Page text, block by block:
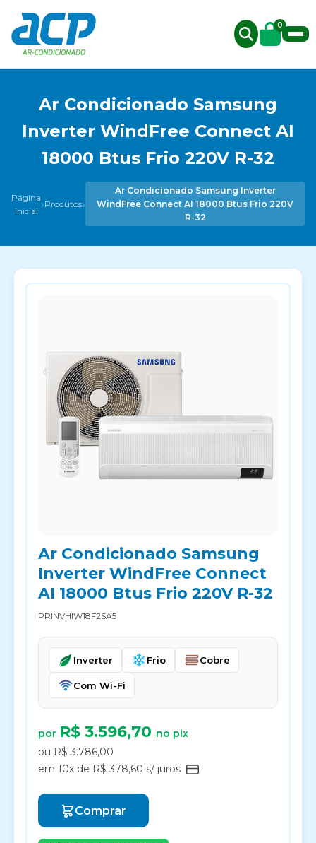
0
Ar Condicionado Samsung
Inverter WindFree Connect AI
18000 Btus Frio 220V R-32
Página
Inicial ›Produtos›
Ar Condicionado Samsung Inverter
WindFree Connect AI 18000 Btus Frio 220V
R-32
Ar Condicionado Samsung
Inverter WindFree Connect
AI 18000 Btus Frio 220V R-32
PRINVHIW18F2SA5
Inverter Frio Cobre
Com Wi-Fi
por R$ 3.596,70 no pix
ou R$ 3.786,00
em 10x de R$ 378,60 s/ juros
Comprar